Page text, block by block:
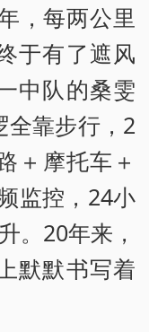
，每两公里
于有了遮风
中队的桑雯
全靠步行，2
＋摩托车＋
监控，24小
。20年来，
默默书写着